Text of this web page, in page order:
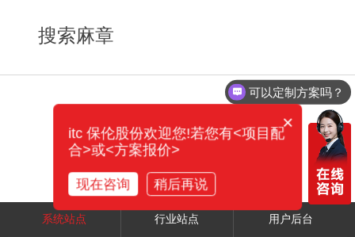
搜索麻章
系统站点 行业站点 用户后台
可以定制方案吗？
×
itc 保伦股份欢迎您!若您有<项目配
合>或<方案报价>
现在咨询 稍后再说